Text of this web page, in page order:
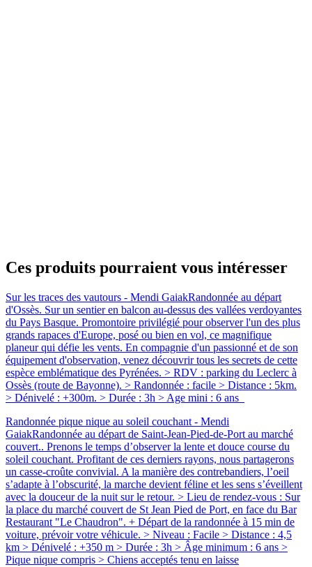
Ces produits pourraient vous intéresser
Sur les traces des vautours - Mendi GaiakRandonnée au départ
d'Ossès. Sur un sentier en balcon au-dessus des vallées verdoyantes
du Pays Basque. Promontoire privilégié pour observer l'un des plus
grands rapaces d'Europe, posé ou bien en vol, ce magnifique
planeur qui défie les vents. En compagnie d'un passionné et de son
équipement d'observation, venez découvrir tous les secrets de cette
espèce emblématique des Pyrénées. > RDV : parking du Leclerc à
Ossès (route de Bayonne). > Randonnée : facile > Distance : 5km.
> Dénivelé : +300m. > Durée : 3h > Age mini : 6 ans
Randonnée pique nique au soleil couchant - Mendi
GaiakRandonnée au départ de Saint-Jean-Pied-de-Port au marché
couvert.. Prenons le temps d’observer la lente et douce course du
soleil couchant. Profitant de ces derniers rayons, nous partagerons
un casse-croûte convivial. A la manière des contrebandiers, l’oeil
s’adapte à l’obscurité, la marche devient féline et les sens s’éveillent
avec la douceur de la nuit sur le retour. > Lieu de rendez-vous : Sur
la place du marché couvert de St Jean Pied de Port, en face du Bar
Restaurant "Le Chaudron". + Départ de la randonnée à 15 min de
voiture, prévoir votre véhicule. > Niveau : Facile > Distance : 4,5
km > Dénivelé : +350 m > Durée : 3h > Âge minimum : 6 ans >
Pique nique compris > Chiens acceptés tenu en laisse